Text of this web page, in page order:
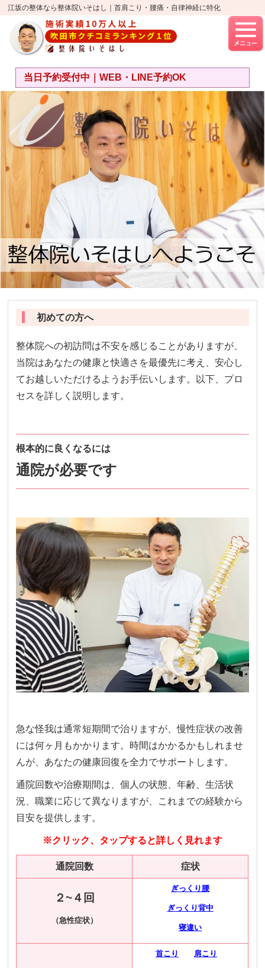
江坂の整体なら整体院いそはし｜首肩こり・腰痛・自律神経に特化
当日予約受付中｜WEB・LINE予約OK
初めての方へ
整体院への初訪問は不安を感じることがありますが、
当院はあなたの健康と快適さを最優先に考え、安心し
てお越しいただけるようお手伝いします。以下、プロ
セスを詳しく説明します。
根本的に良くなるには
通院が必要です
急な怪我は通常短期間で治りますが、慢性症状の改善
には何ヶ月もかかります。時間はかかるかもしれませ
んが、あなたの健康回復を全力でサポートします。
通院回数や治療期間は、個人の状態、年齢、生活状
況、職業に応じて異なりますが、これまでの経験から
目安を提供します。
※クリック、タップすると詳しく見れます
通院回数 症状
２~４回
（急性症状）
ぎっくり腰
ぎっくり背中
寝違い
首こり 肩こり